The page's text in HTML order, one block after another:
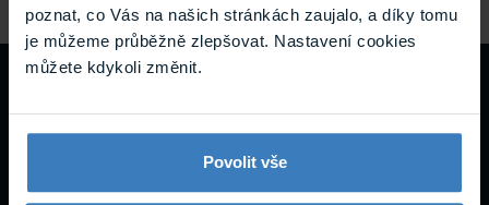
poznat, co Vás na našich stránkách zaujalo, a díky tomu
je můžeme průběžně zlepšovat. Nastavení cookies
můžete kdykoli změnit.
Povolit vše
Návody a
podpora